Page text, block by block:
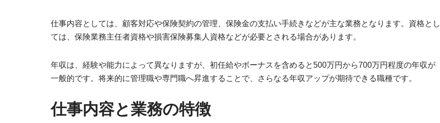
仕事内容としては、顧客対応や保険契約の管理、保険金の支払い手続きなどが主な業務となります。資格とし
ては、保険業務主任者資格や損害保険募集人資格などが必要とされる場合があります。
年収は、経験や能力によって異なりますが、初任給やボーナスを含めると500万円から700万円程度の年収が
一般的です。将来的に管理職や専門職へ昇進することで、さらなる年収アップが期待できる職種です。
仕事内容と業務の特徴